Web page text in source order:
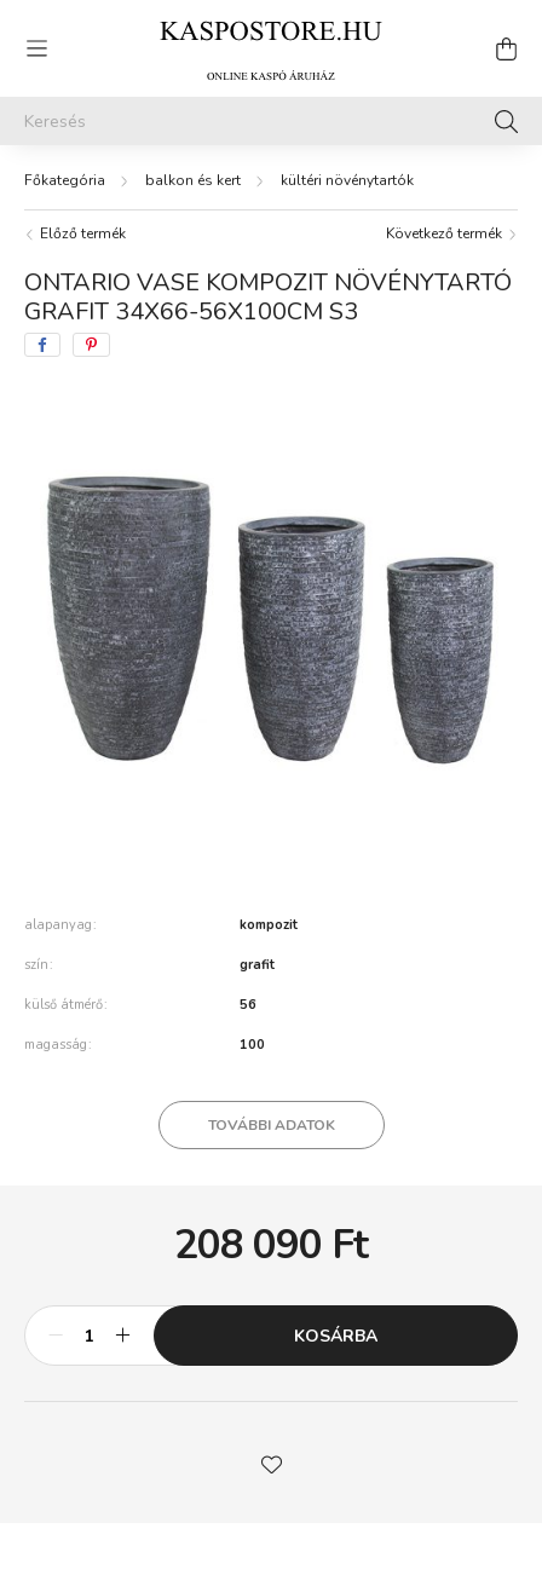
balkon és kert kültéri növénytartók
Előző termék Következő termék
ONTARIO VASE KOMPOZIT NÖVÉNYTARTÓ
GRAFIT 34X66-56X100CM S3
alapanyag kompozit
szín grafit
külső átmérő 56
magasság 100
TOVÁBBI ADATOK
208 090 Ft
KOSÁRBA